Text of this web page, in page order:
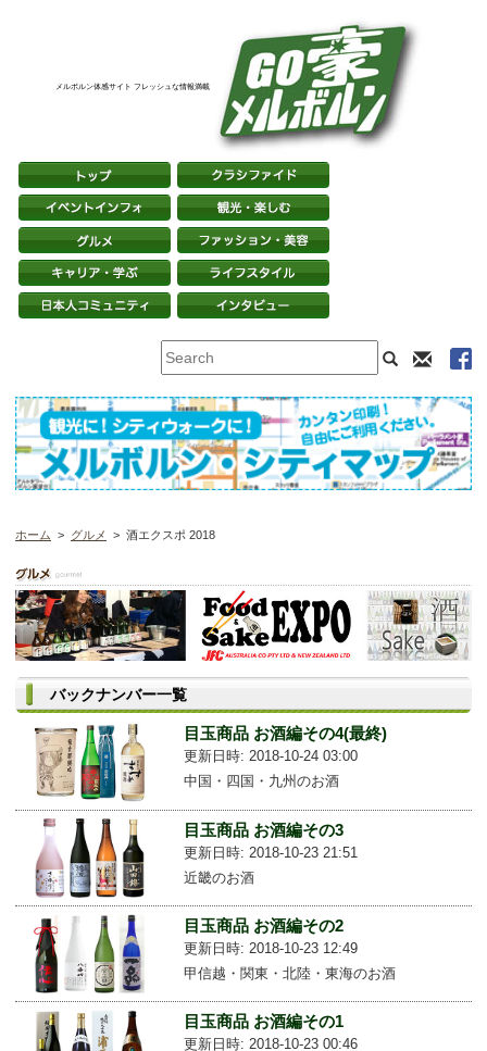
メルボルン体感サイト フレッシュな情報満載
ホーム > グルメ > 酒エクスポ 2018
バックナンバー一覧
目玉商品 お酒編その4(最終)
更新日時: 2018-10-24 03:00
中国・四国・九州のお酒
目玉商品 お酒編その3
更新日時: 2018-10-23 21:51
近畿のお酒
目玉商品 お酒編その2
更新日時: 2018-10-23 12:49
甲信越・関東・北陸・東海のお酒
目玉商品 お酒編その1
更新日時: 2018-10-23 00:46